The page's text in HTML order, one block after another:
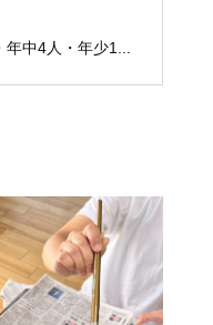
中4人・年少1...